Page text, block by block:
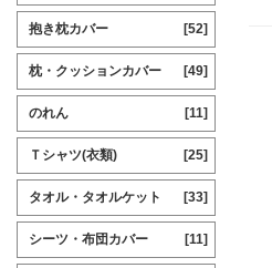
抱き枕カバー [52]
枕・クッションカバー [49]
のれん [11]
Ｔシャツ(衣類) [25]
タオル・タオルケット [33]
シーツ・布団カバー [11]